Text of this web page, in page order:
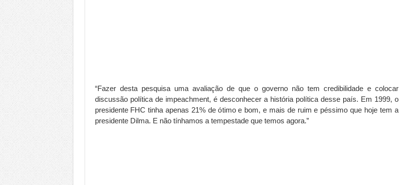
“Fazer desta pesquisa uma avaliação de que o governo não tem credibilidade e colocar
discussão política de impeachment, é desconhecer a história política desse país. Em 1999, o
presidente FHC tinha apenas 21% de ótimo e bom, e mais de ruim e péssimo que hoje tem a
presidente Dilma. E não tínhamos a tempestade que temos agora.”